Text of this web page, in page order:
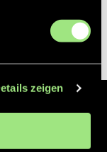
zeigen
und